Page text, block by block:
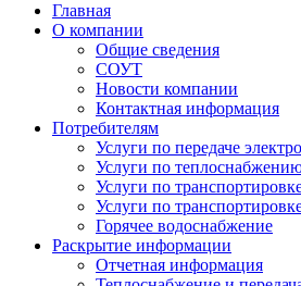
Главная
О компании
Общие сведения
СОУТ
Новости компании
Контактная информация
Потребителям
Услуги по передаче
Услуги по
Услуги по
Услуги по
Горячее водоснабжение
Раскрытие информации
Отчетная информация